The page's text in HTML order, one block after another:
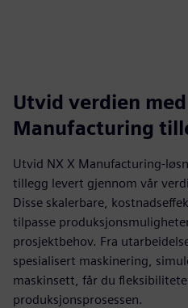
Utvid verdien
Manufacturing
Utvid NX X Manufacturing-
tillegg levert gjennom vår
Disse skalerbare,
tilpasse
prosjektbehov. Fra
spesialisert maskinering,
maskinsett, får du
produksjonsprosessen.